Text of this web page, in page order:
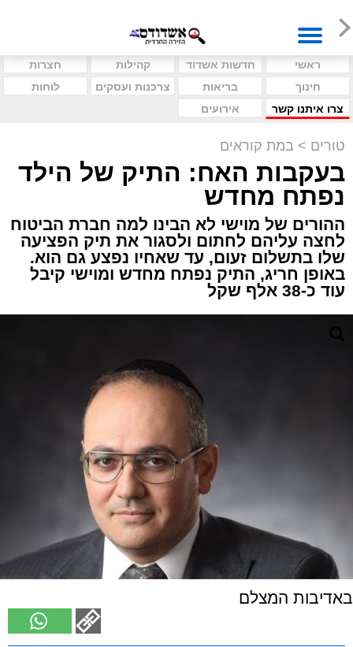
ראשי חדשות אשדוד קהילות
חצרות
חינוך
בריאות צרכנות ועסקים
לוחות
צרו איתנו קשר
אירועים
טורים > במת קוראים
בעקבות האח: התיק של הילד
נפתח מחדש
ההורים של מוישי לא הבינו למה חברת הביטוח
לחצה עליהם לחתום ולסגור את תיק הפציעה
שלו בתשלום זעום, עד שאחיו נפצע גם הוא.
באופן חריג, התיק נפתח מחדש ומוישי קיבל
עוד כ-38 אלף שקל
באדיבות המצלם